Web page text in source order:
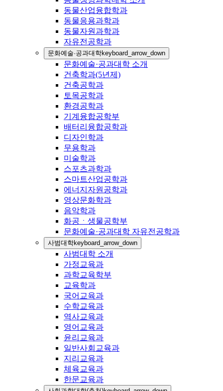
동물산업융합학과
동물응용과학과
동물자원과학과
자유전공학과
문화예술·공과대학keyboard_arrow_down
문화예술·공과대학 소개
건축학과(5년제)
건축공학과
토목공학과
환경공학과
기계융합공학부
배터리융합공학과
디자인학과
무용학과
미술학과
스포츠과학과
스마트산업공학과
에너지자원공학과
영상문화학과
음악학과
화공ㆍ생물공학부
문화예술·공과대학 자유전공학과
사범대학keyboard_arrow_down
사범대학 소개
가정교육과
과학교육학부
교육학과
국어교육과
수학교육과
역사교육과
영어교육과
윤리교육과
일반사회교육과
지리교육과
체육교육과
한문교육과